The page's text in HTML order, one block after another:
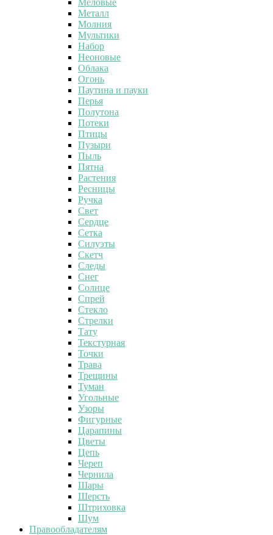
Меловые
Металл
Молния
Мультики
Набор
Неоновые
Облака
Огонь
Паутина и пауки
Перья
Полутона
Потеки
Птицы
Пузыри
Пыль
Пятна
Растения
Ресницы
Ручка
Свет
Сердце
Сетка
Силуэты
Скетч
Следы
Снег
Солнце
Спрей
Стекло
Стрелки
Тату
Текстурная
Точки
Трава
Трещины
Туман
Угольные
Узоры
Фигурные
Царапины
Цветы
Цепь
Череп
Чернила
Шары
Шерсть
Штриховка
Шум
Правообладателям